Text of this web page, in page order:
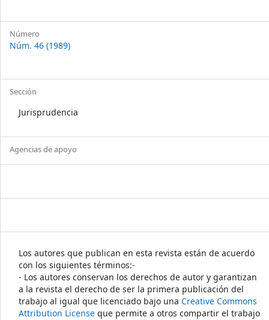
Número
Núm. 46 (1989)
Sección
Jurisprudencia
Agencias de apoyo
Los autores que publican en esta revista están de acuerdo
con los siguientes términos:-
- Los autores conservan los derechos de autor y garantizan
a la revista el derecho de ser la primera publicación del
trabajo al igual que licenciado bajo una Creative Commons
Attribution License que permite a otros compartir el trabajo